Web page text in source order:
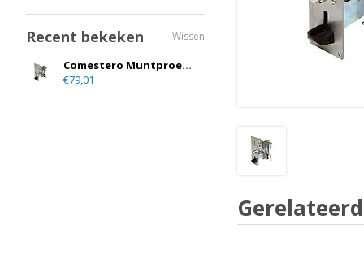
Recent bekeken Wissen
Comestero Muntproever € 1,00
€79,01